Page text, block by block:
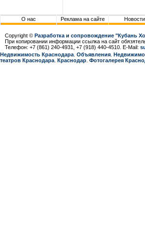
О нас Реклама на сайте Новости
Copyright © Разработка и сопровождение "Кубань
При копировании информации ссылка на сайт
Телефон: +7 (861) 240-4931, +7 (918) 440-4510. E-Mail:
Недвижимость Краснодара Объявления
театров Краснодара Краснодар Фотогалерея